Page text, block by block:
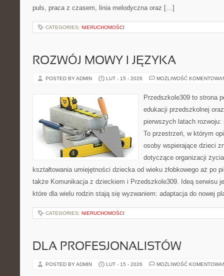
puls, praca z czasem, linia melodyczna oraz […]
CATEGORIES: NIERUCHOMOŚCI
ROZWÓJ MOWY I JĘZYKA
POSTED BY ADMIN LUT - 15 - 2026 MOŻLIWOŚĆ
Przedszkole309 to strona
edukacji przedszkolnej
pierwszych latach
To przestrzeń, w którym
osoby wspierające dzieci
dotyczące organizacji
kształtowania umiejętności dziecka od wieku żłobkowego aż po
także Komunikacja z dzieckiem i Przedszkole309. Ideą serwisu
które dla wielu rodzin stają się wyzwaniem: adaptacja do nowej
CATEGORIES: NIERUCHOMOŚCI
DLA PROFESJONALISTÓW
POSTED BY ADMIN LUT - 15 - 2026 MOŻLIWOŚĆ